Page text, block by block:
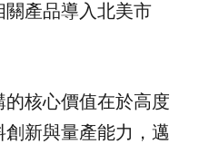
產品導入北美市
核心價值在於高度
新與量產能力，邁